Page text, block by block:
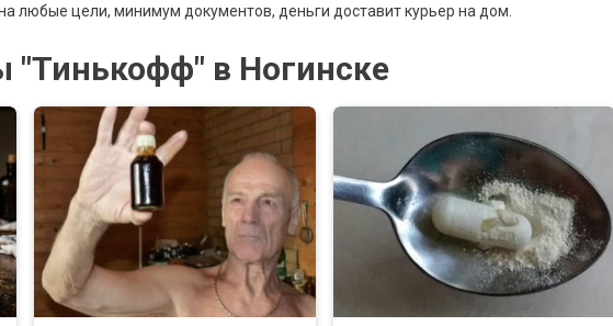
любые цели, минимум документов, деньги доставит курьер на дом.
"Тинькофф" в Ногинске